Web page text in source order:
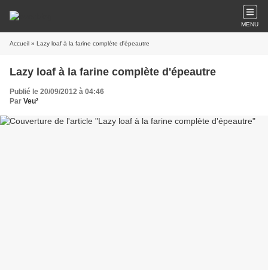
MENU
Accueil » Lazy loaf à la farine complète d'épeautre
Lazy loaf à la farine complète d'épeautre
Publié le 20/09/2012 à 04:46
Par Veu²